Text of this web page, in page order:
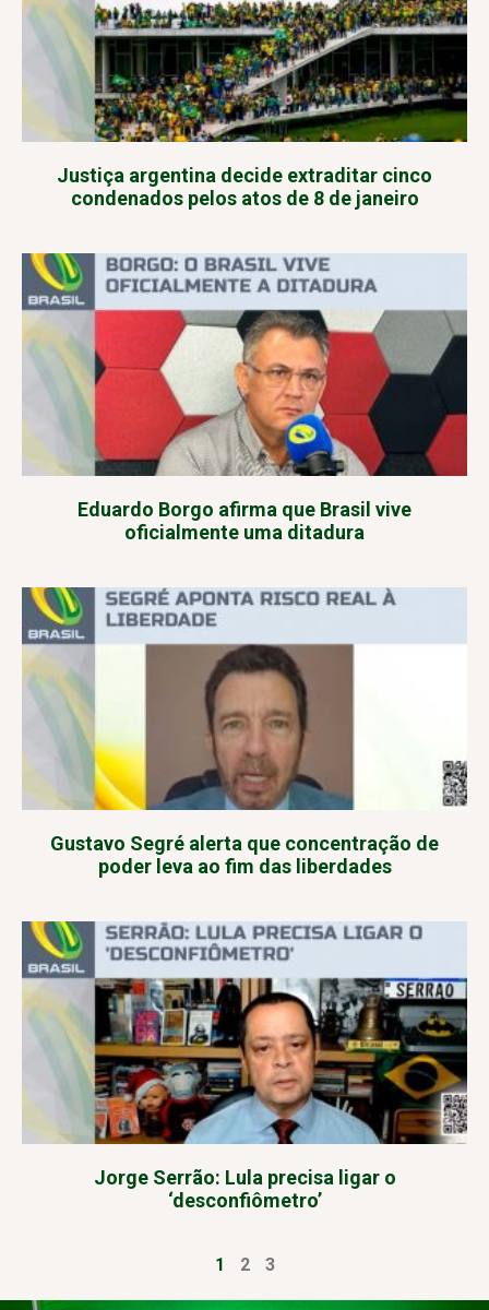
Justiça argentina decide extraditar cinco
condenados pelos atos de 8 de janeiro
Eduardo Borgo afirma que Brasil vive
oficialmente uma ditadura
Gustavo Segré alerta que concentração de
poder leva ao fim das liberdades
Jorge Serrão: Lula precisa ligar o
‘desconfiômetro’
1 2 3